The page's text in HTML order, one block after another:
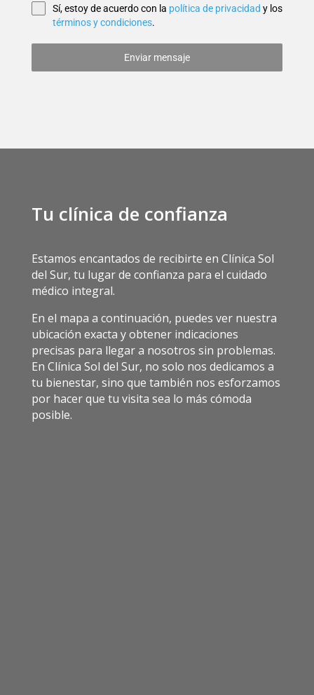
Sí, estoy de acuerdo con la política de privacidad y los
términos y condiciones.
Enviar mensaje
Tu clínica de confianza
Estamos encantados de recibirte en Clínica Sol
del Sur, tu lugar de confianza para el cuidado
médico integral.
En el mapa a continuación, puedes ver nuestra
ubicación exacta y obtener indicaciones
precisas para llegar a nosotros sin problemas.
En Clínica Sol del Sur, no solo nos dedicamos a
tu bienestar, sino que también nos esforzamos
por hacer que tu visita sea lo más cómoda
posible.